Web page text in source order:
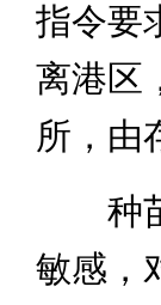
指令要
离港区
所，由
种苗
敏感，